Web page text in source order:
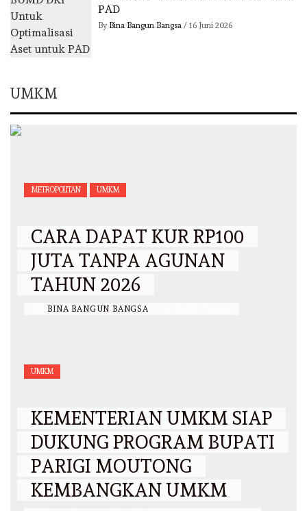
PAD
By Bina Bangun Bangsa / 16 Juni 2026
UMKM
METROPOLITAN UMKM
CARA DAPAT KUR RP100
JUTA TANPA AGUNAN
TAHUN 2026
BINA BANGUN BANGSA
UMKM
KEMENTERIAN UMKM SIAP
DUKUNG PROGRAM BUPATI
PARIGI MOUTONG
KEMBANGKAN UMKM